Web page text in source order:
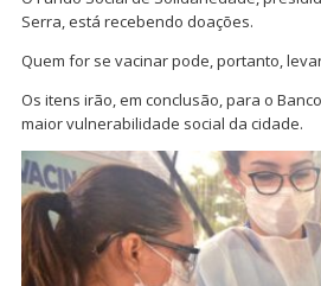
Serra, está recebendo doações.
Quem for se vacinar pode, portanto,
Os itens irão, em conclusão, para o
maior vulnerabilidade social da cidade.